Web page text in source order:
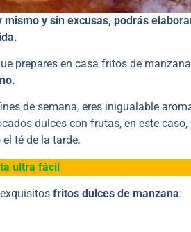
y sin excusas, podrás
prepares en casa fritos de
de semana, eres inigualable
dulces con frutas, en este
té de la tarde.
ultra fácil
fritos dulces de manzana: